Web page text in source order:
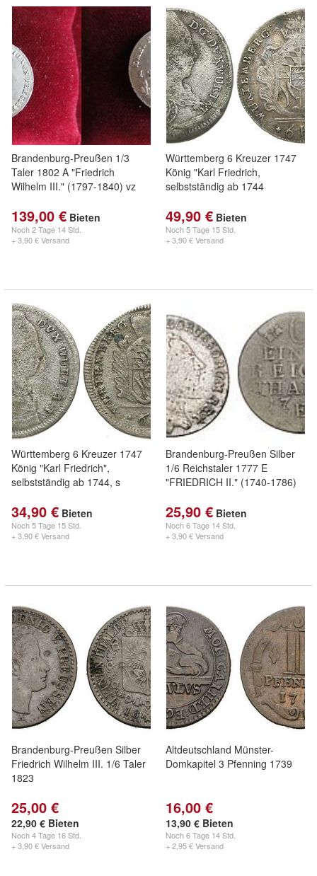
Brandenburg-Preußen 1/3
Taler 1802 A "Friedrich
Wilhelm III." (1797-1840) vz
139,00 € Bieten
Noch2 Tage 14 Std.
+ 3,90 € Versand
Württemberg 6 Kreuzer 1747
König "Karl Friedrich,
selbstständig ab 1744
49,90 € Bieten
Noch5 Tage 15 Std.
+ 3,90 € Versand
Württemberg 6 Kreuzer 1747
König "Karl Friedrich",
selbstständig ab 1744, s
34,90 € Bieten
Noch5 Tage 15 Std.
+ 3,90 € Versand
Brandenburg-Preußen Silber
1/6 Reichstaler 1777 E
"FRIEDRICH II." (1740-1786)
25,90 € Bieten
Noch6 Tage 14 Std.
+ 3,90 € Versand
Brandenburg-Preußen Silber
Friedrich Wilhelm III. 1/6 Taler
1823
25,00 €
22,90 € Bieten
Noch4 Tage 16 Std.
+ 3,90 € Versand
Altdeutschland Münster-
Domkapitel 3 Pfenning 1739
16,00 €
13,90 € Bieten
Noch6 Tage 14 Std.
+ 2,95 € Versand